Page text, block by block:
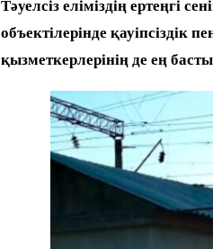
Тәуелсіз еліміздің ертеңгі
объектілерінде қауіпсіздік
қызметкерлерінің де ең